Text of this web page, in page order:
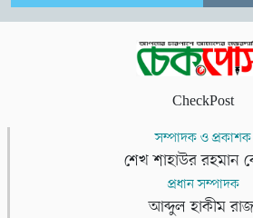
CheckPost
সম্পাদক ও প্রকাশক
শেখ শাহাউর রহমান
প্রধান সম্পাদক
আব্দুল হাকীম রাজ